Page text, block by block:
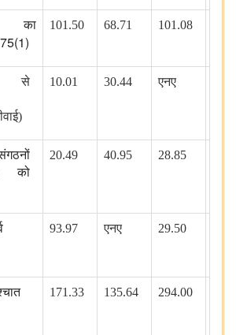
का
101.50 68.71 101.08
से
10.01 30.44 एनए
को
20.49 40.95 28.85
93.97 एनए 29.50
171.33 135.64 294.00